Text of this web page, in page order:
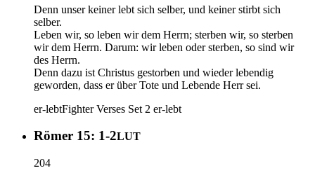
Denn unser keiner lebt sich selber, und keiner stirbt sich
selber.
Leben wir, so leben wir dem Herrn; sterben wir, so sterben
wir dem Herrn. Darum: wir leben oder sterben, so sind wir
des Herrn.
Denn dazu ist Christus gestorben und wieder lebendig
geworden, dass er über Tote und Lebende Herr sei.
er-lebtFighter Verses Set 2 er-lebt
Römer 15: 1-2LUT
204